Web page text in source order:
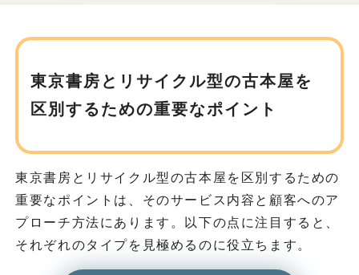
東京書房とリサイクル型の古本屋を
区別するための重要なポイント
東京書房とリサイクル型の古本屋を区別するための
重要なポイントは、そのサービス内容と顧客へのア
プローチ方法にあります。以下の点に注目すると、
それぞれのタイプを見極めるのに役立ちます。